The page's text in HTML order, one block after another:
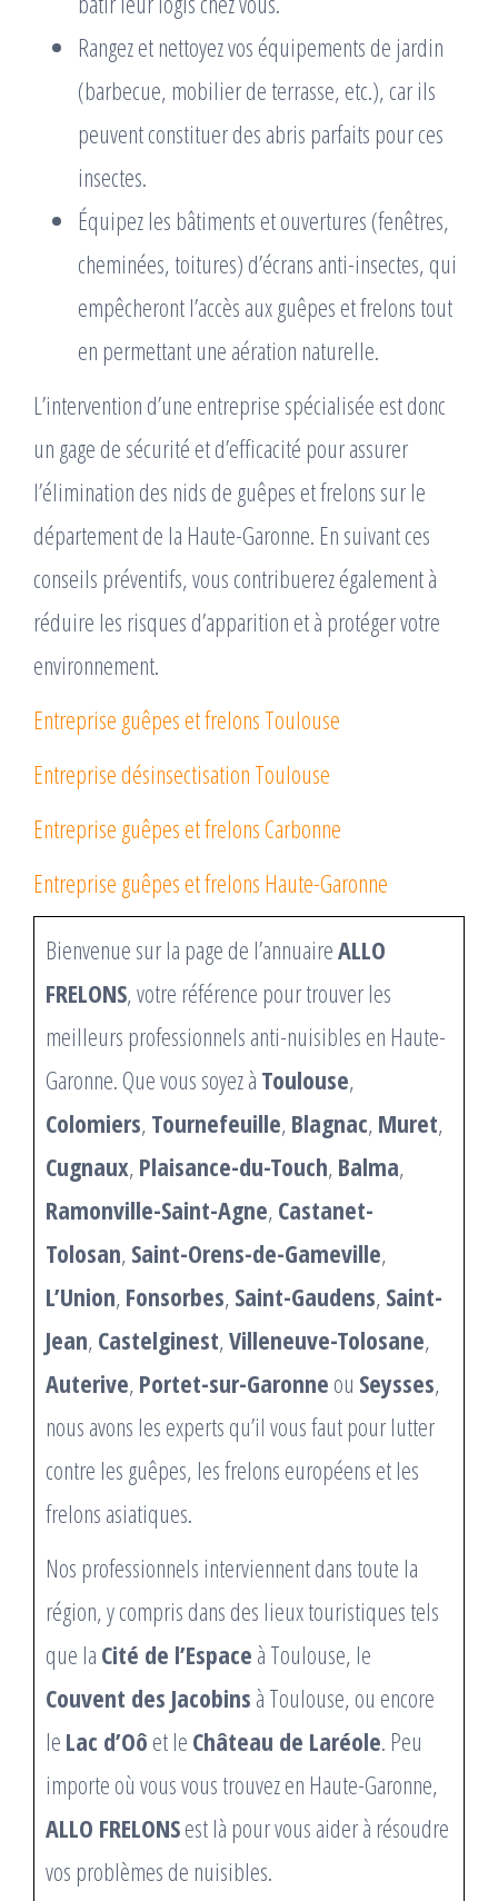
Rangez et nettoyez vos équipements de jardin
(barbecue, mobilier de terrasse, etc.), car ils
peuvent constituer des abris parfaits pour ces
insectes.
Équipez les bâtiments et ouvertures (fenêtres,
cheminées, toitures) d’écrans anti-insectes, qui
empêcheront l’accès aux guêpes et frelons tout
en permettant une aération naturelle.
L’intervention d’une entreprise spécialisée est donc
un gage de sécurité et d’efficacité pour assurer
l’élimination des nids de guêpes et frelons sur le
département de la Haute-Garonne. En suivant ces
conseils préventifs, vous contribuerez également à
réduire les risques d’apparition et à protéger votre
environnement.
Entreprise guêpes et frelons Toulouse
Entreprise désinsectisation Toulouse
Entreprise guêpes et frelons Carbonne
Entreprise guêpes et frelons Haute-Garonne
Bienvenue sur la page de l’annuaireALLO
FRELONS, votre référence pour trouver les
meilleurs professionnels anti-nuisibles en Haute-
Garonne. Que vous soyez à Toulouse,
Colomiers, Tournefeuille, Blagnac, Muret,
Cugnaux, Plaisance-du-Touch, Balma,
Ramonville-Saint-Agne, Castanet-
Tolosan, Saint-Orens-de-Gameville,
L’Union, Fonsorbes, Saint-Gaudens, Saint-
Jean, Castelginest,Villeneuve-Tolosane,
Auterive, Portet-sur-Garonne ou Seysses,
nous avons les experts qu’il vous faut pour lutter
contre les guêpes, les frelons européens et les
frelons asiatiques.
Nos professionnels interviennent dans toute la
région, y compris dans des lieux touristiques tels
que la Cité de l’Espace à Toulouse, le
Couvent des Jacobins à Toulouse, ou encore
le Lac d’Oô et le Château de Laréole. Peu
importe où vous vous trouvez en Haute-Garonne,
ALLO FRELONSest là pour vous aider à résoudre
vos problèmes de nuisibles.